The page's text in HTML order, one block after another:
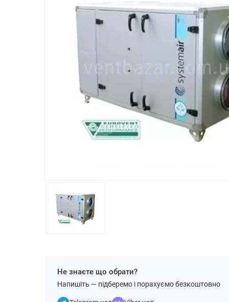
Не знаєте що обрати?
Напишіть — підберемо і порахуємо безкоштовно